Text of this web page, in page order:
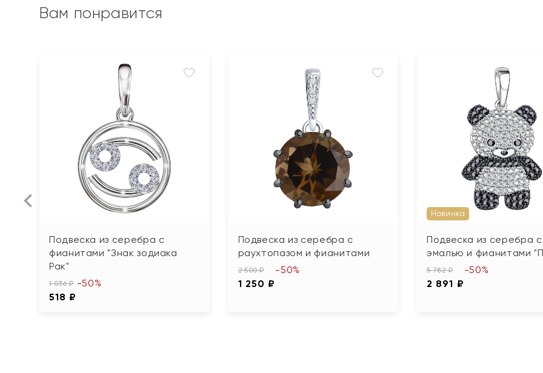
Вам понравится
Подвеска из серебра с
фианитами "Знак зодиака
Рак"
1 036 ₽
518 ₽
-50%
Подвеска из серебра с
раухтопазом и фианитами
2 500 ₽
1 250 ₽
-50%
Новинка
Подвеска из серебра с
эмалью и фианитами
5 782 ₽
2 891 ₽
-50%